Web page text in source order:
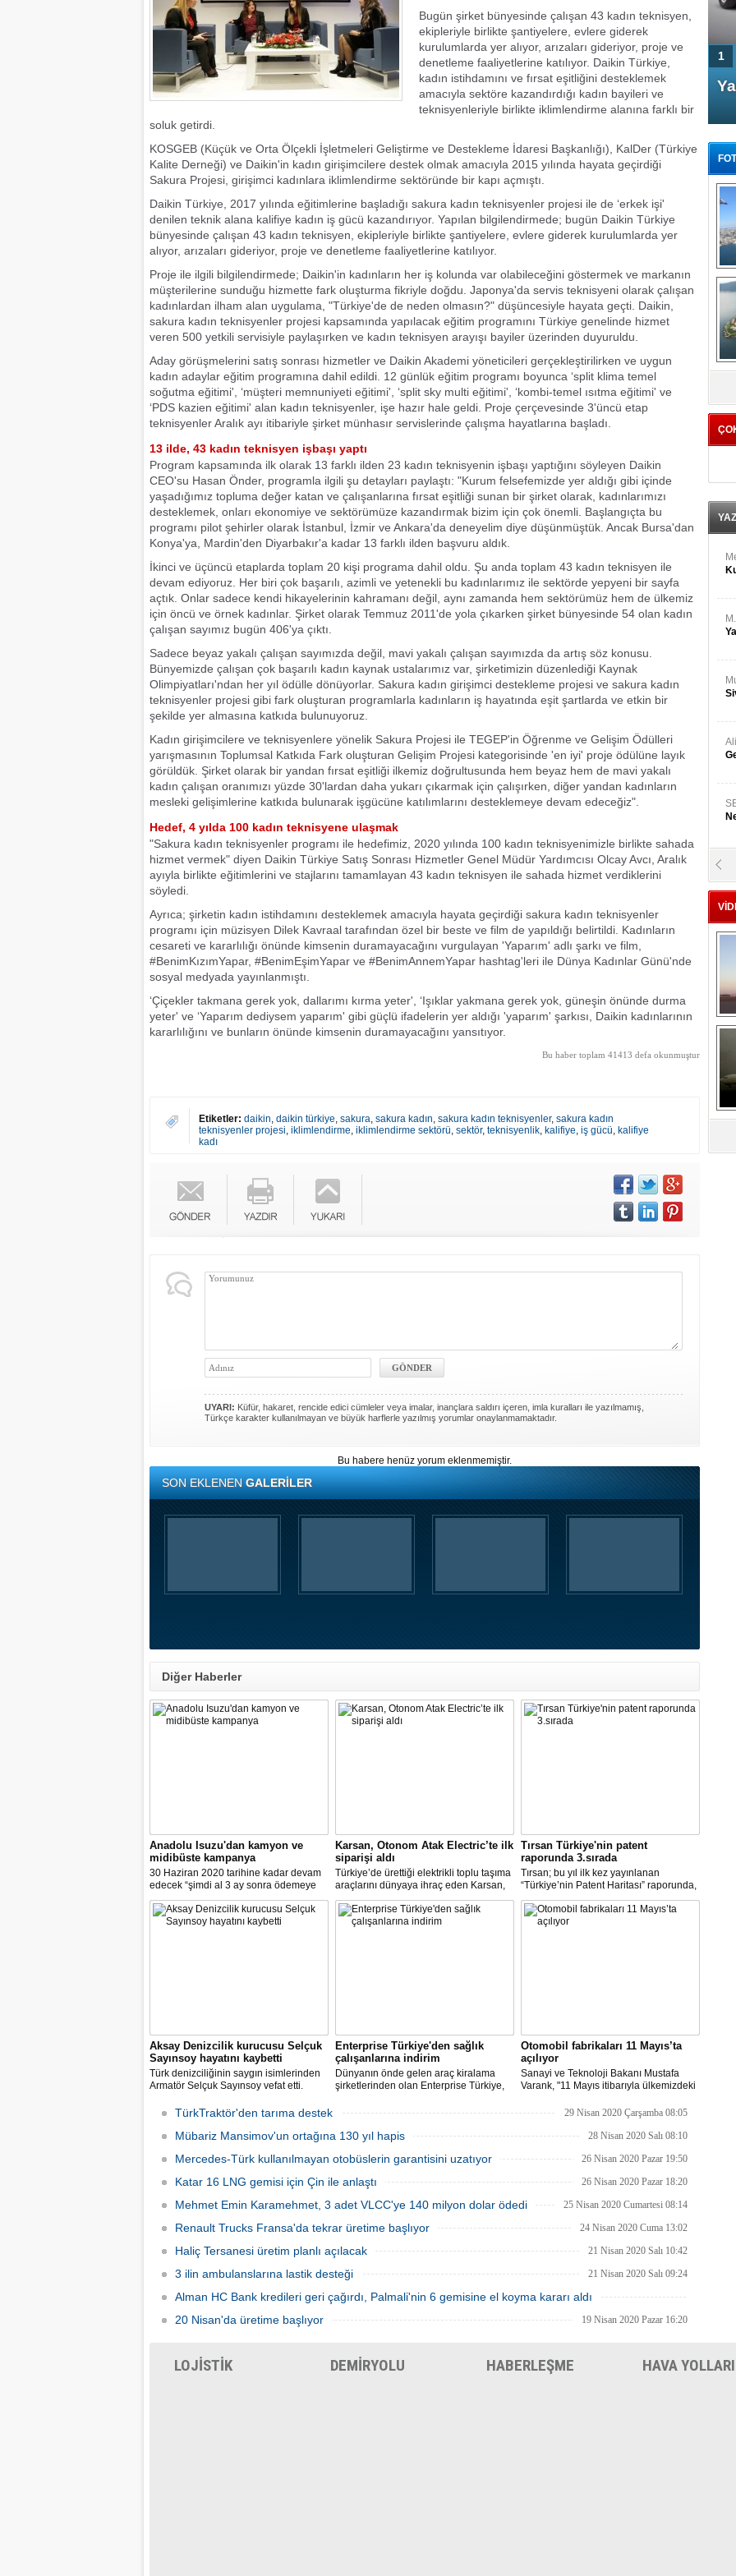
Bugün şirket bünyesinde çalışan 43 kadın teknisyen,
ekipleriyle birlikte şantiyelere, evlere giderek
kurulumlarda yer alıyor, arızaları gideriyor, proje ve
denetleme faaliyetlerine katılıyor. Daikin Türkiye,
kadın istihdamını ve fırsat eşitliğini desteklemek
amacıyla sektöre kazandırdığı kadın bayileri ve
teknisyenleriyle birlikte iklimlendirme alanına farklı bir
soluk getirdi.
KOSGEB (Küçük ve Orta Ölçekli İşletmeleri Geliştirme ve Destekleme İdaresi Başkanlığı), KalDer (Türkiye
Kalite Derneği) ve Daikin'in kadın girişimcilere destek olmak amacıyla 2015 yılında hayata geçirdiği
Sakura Projesi, girişimci kadınlara iklimlendirme sektöründe bir kapı açmıştı.
Daikin Türkiye, 2017 yılında eğitimlerine başladığı sakura kadın teknisyenler projesi ile de ‘erkek işi'
denilen teknik alana kalifiye kadın iş gücü kazandırıyor. Yapılan bilgilendirmede; bugün Daikin Türkiye
bünyesinde çalışan 43 kadın teknisyen, ekipleriyle birlikte şantiyelere, evlere giderek kurulumlarda yer
alıyor, arızaları gideriyor, proje ve denetleme faaliyetlerine katılıyor.
Proje ile ilgili bilgilendirmede; Daikin'in kadınların her iş kolunda var olabileceğini göstermek ve markanın
müşterilerine sunduğu hizmette fark oluşturma fikriyle doğdu. Japonya'da servis teknisyeni olarak çalışan
kadınlardan ilham alan uygulama, "Türkiye'de de neden olmasın?" düşüncesiyle hayata geçti. Daikin,
sakura kadın teknisyenler projesi kapsamında yapılacak eğitim programını Türkiye genelinde hizmet
veren 500 yetkili servisiyle paylaşırken ve kadın teknisyen arayışı bayiler üzerinden duyuruldu.
Aday görüşmelerini satış sonrası hizmetler ve Daikin Akademi yöneticileri gerçekleştirilirken ve uygun
kadın adaylar eğitim programına dahil edildi. 12 günlük eğitim programı boyunca ‘split klima temel
soğutma eğitimi', ‘müşteri memnuniyeti eğitimi', ‘split sky multi eğitimi', ‘kombi-temel ısıtma eğitimi' ve
‘PDS kazien eğitimi' alan kadın teknisyenler, işe hazır hale geldi. Proje çerçevesinde 3'üncü etap
teknisyenler Aralık ayı itibariyle şirket münhasır servislerinde çalışma hayatlarına başladı.
13 ilde, 43 kadın teknisyen işbaşı yaptı
Program kapsamında ilk olarak 13 farklı ilden 23 kadın teknisyenin işbaşı yaptığını söyleyen Daikin
CEO'su Hasan Önder, programla ilgili şu detayları paylaştı: "Kurum felsefemizde yer aldığı gibi içinde
yaşadığımız topluma değer katan ve çalışanlarına fırsat eşitliği sunan bir şirket olarak, kadınlarımızı
desteklemek, onları ekonomiye ve sektörümüze kazandırmak bizim için çok önemli. Başlangıçta bu
programı pilot şehirler olarak İstanbul, İzmir ve Ankara'da deneyelim diye düşünmüştük. Ancak Bursa'dan
Konya'ya, Mardin'den Diyarbakır'a kadar 13 farklı ilden başvuru aldık.
İkinci ve üçüncü etaplarda toplam 20 kişi programa dahil oldu. Şu anda toplam 43 kadın teknisyen ile
devam ediyoruz. Her biri çok başarılı, azimli ve yetenekli bu kadınlarımız ile sektörde yepyeni bir sayfa
açtık. Onlar sadece kendi hikayelerinin kahramanı değil, aynı zamanda hem sektörümüz hem de ülkemiz
için öncü ve örnek kadınlar. Şirket olarak Temmuz 2011'de yola çıkarken şirket bünyesinde 54 olan kadın
çalışan sayımız bugün 406'ya çıktı.
Sadece beyaz yakalı çalışan sayımızda değil, mavi yakalı çalışan sayımızda da artış söz konusu.
Bünyemizde çalışan çok başarılı kadın kaynak ustalarımız var, şirketimizin düzenlediği Kaynak
Olimpiyatları'ndan her yıl ödülle dönüyorlar. Sakura kadın girişimci destekleme projesi ve sakura kadın
teknisyenler projesi gibi fark oluşturan programlarla kadınların iş hayatında eşit şartlarda ve etkin bir
şekilde yer almasına katkıda bulunuyoruz.
Kadın girişimcilere ve teknisyenlere yönelik Sakura Projesi ile TEGEP'in Öğrenme ve Gelişim Ödülleri
yarışmasının Toplumsal Katkıda Fark oluşturan Gelişim Projesi kategorisinde 'en iyi' proje ödülüne layık
görüldük. Şirket olarak bir yandan fırsat eşitliği ilkemiz doğrultusunda hem beyaz hem de mavi yakalı
kadın çalışan oranımızı yüzde 30'lardan daha yukarı çıkarmak için çalışırken, diğer yandan kadınların
mesleki gelişimlerine katkıda bulunarak işgücüne katılımlarını desteklemeye devam edeceğiz".
Hedef, 4 yılda 100 kadın teknisyene ulaşmak
"Sakura kadın teknisyenler programı ile hedefimiz, 2020 yılında 100 kadın teknisyenimizle birlikte sahada
hizmet vermek" diyen Daikin Türkiye Satış Sonrası Hizmetler Genel Müdür Yardımcısı Olcay Avcı, Aralık
ayıyla birlikte eğitimlerini ve stajlarını tamamlayan 43 kadın teknisyen ile sahada hizmet verdiklerini
söyledi.
Ayrıca; şirketin kadın istihdamını desteklemek amacıyla hayata geçirdiği sakura kadın teknisyenler
programı için müzisyen Dilek Kavraal tarafından özel bir beste ve film de yapıldığı belirtildi. Kadınların
cesareti ve kararlılığı önünde kimsenin duramayacağını vurgulayan 'Yaparım' adlı şarkı ve film,
#BenimKızımYapar, #BenimEşimYapar ve #BenimAnnemYapar hashtag'leri ile Dünya Kadınlar Günü'nde
sosyal medyada yayınlanmıştı.
‘Çiçekler takmana gerek yok, dallarımı kırma yeter', ‘Işıklar yakmana gerek yok, güneşin önünde durma
yeter' ve ‘Yaparım dediysem yaparım' gibi güçlü ifadelerin yer aldığı 'yaparım' şarkısı, Daikin kadınlarının
kararlılığını ve bunların önünde kimsenin duramayacağını yansıtıyor.
Bu haber toplam 41413 defa okunmuştur
Etiketler: daikin, daikin türkiye, sakura, sakura kadın, sakura kadın teknisyenler, sakura kadın
teknisyenler projesi, iklimlendirme, iklimlendirme sektörü, sektör, teknisyenlik, kalifiye, iş gücü, kalifiye
kadı
UYARI: Küfür, hakaret, rencide edici cümleler veya imalar, inançlara saldırı içeren, imla kuralları ile yazılmamış,
Türkçe karakter kullanılmayan ve büyük harflerle yazılmış yorumlar onaylanmamaktadır.
Bu habere henüz yorum eklenmemiştir.
SON EKLENENGALERİLER
Diğer Haberler
Anadolu Isuzu'dan kamyon ve
midibüste kampanya
30 Haziran 2020 tarihine kadar devam
edecek “şimdi al 3 ay sonra ödemeye
başla kampanyası” kapsamında
kamyon ve midibüsler %0.57 faiz
desteği ile satışa sunuluyor.
Karsan, Otonom Atak Electric’te ilk
siparişi aldı
Türkiye’de ürettiği elektrikli toplu taşıma
araçlarını dünyaya ihraç eden Karsan,
otonom sürüş özellikleri kazandırmak
için çalışmalara başladığını duyurduğu
Otonom Atak Electric’te, ilk siparişi aldı.
Tırsan Türkiye'nin patent
raporunda 3.sırada
Tırsan; bu yıl ilk kez yayınlanan
“Türkiye’nin Patent Haritası” raporunda,
otomotiv teknolojileri alanında 3. sırada
yer aldı. 252 patent ile treyler
sektöründen listeye giren tek firma olan
Aksay Denizcilik kurucusu Selçuk
Sayınsoy hayatını kaybetti
Türk denizciliğinin saygın isimlerinden
Armatör Selçuk Sayınsoy vefat etti.
Enterprise Türkiye'den sağlık
çalışanlarına indirim
Dünyanın önde gelen araç kiralama
şirketlerinden olan Enterprise Türkiye,
sağlık çalışanları ve toplu taşıma yerine
karşılamak isteyenler için indirimli
Otomobil fabrikaları 11 Mayıs’ta
açılıyor
Sanayi ve Teknoloji Bakanı Mustafa
Varank, "11 Mayıs itibarıyla ülkemizdeki
faaliyete başlamış olacak." dedi.
TürkTraktör'den tarıma destek 29 Nisan 2020 Çarşamba 08:05
Mübariz Mansimov'un ortağına 130 yıl hapis 28 Nisan 2020 Salı 08:10
Mercedes-Türk kullanılmayan otobüslerin garantisini uzatıyor 26 Nisan 2020 Pazar 19:50
Katar 16 LNG gemisi için Çin ile anlaştı 26 Nisan 2020 Pazar 18:20
Mehmet Emin Karamehmet, 3 adet VLCC'ye 140 milyon dolar ödedi 25 Nisan 2020 Cumartesi 08:14
Renault Trucks Fransa'da tekrar üretime başlıyor 24 Nisan 2020 Cuma 13:02
Haliç Tersanesi üretim planlı açılacak 21 Nisan 2020 Salı 10:42
3 ilin ambulanslarına lastik desteği 21 Nisan 2020 Salı 09:24
Alman HC Bank kredileri geri çağırdı, Palmali'nin 6 gemisine el koyma kararı aldı
20 Nisan 2020 Pazartesi 01:09
20 Nisan'da üretime başlıyor 19 Nisan 2020 Pazar 16:20
4 Kapılı AMG GT Coupe
Türkiye'de satışa çıktı
1
LOJİSTİK DEMİRYOLU HABERLEŞME HAVA YOLLARI